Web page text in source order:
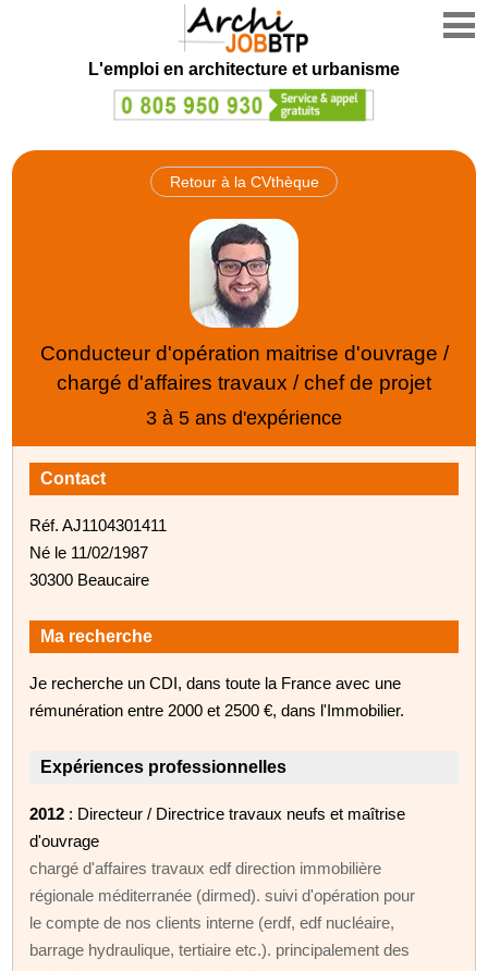
L'emploi en architecture et urbanisme
Retour à la CVthèque
Conducteur d'opération maitrise d'ouvrage /
chargé d'affaires travaux / chef de projet
3 à 5 ans d'expérience
Contact
Réf. AJ1104301411
Né le 11/02/1987
30300 Beaucaire
Ma recherche
Je recherche un CDI, dans toute la France avec une
rémunération entre 2000 et 2500 €, dans l'Immobilier.
Expériences professionnelles
2012 : Directeur / Directrice travaux neufs et maîtrise
d'ouvrage
chargé d'affaires travaux edf direction immobilière
régionale méditerranée (dirmed). suivi d'opération pour
le compte de nos clients interne (erdf, edf nucléaire,
barrage hydraulique, tertiaire etc.). principalement des